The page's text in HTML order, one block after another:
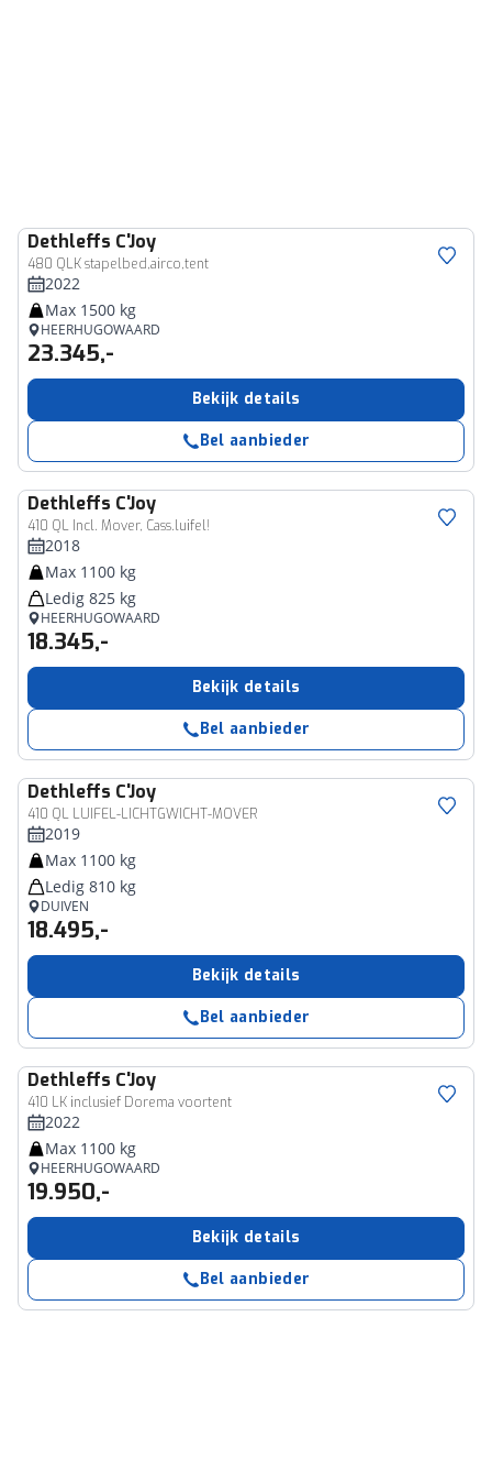
Dethleffs C'Joy
480 QLK stapelbed,airco,tent
2022
Max 1500 kg
HEERHUGOWAARD
23.345,-
Bekijk details
Bel aanbieder
Dethleffs C'Joy
410 QL Incl. Mover, Cass.luifel!
2018
Max 1100 kg
Ledig 825 kg
HEERHUGOWAARD
18.345,-
Bekijk details
Bel aanbieder
Dethleffs C'Joy
410 QL LUIFEL-LICHTGWICHT-MOVER
2019
Max 1100 kg
Ledig 810 kg
DUIVEN
18.495,-
Bekijk details
Bel aanbieder
Dethleffs C'Joy
410 LK inclusief Dorema voortent
2022
Max 1100 kg
HEERHUGOWAARD
19.950,-
Bekijk details
Bel aanbieder